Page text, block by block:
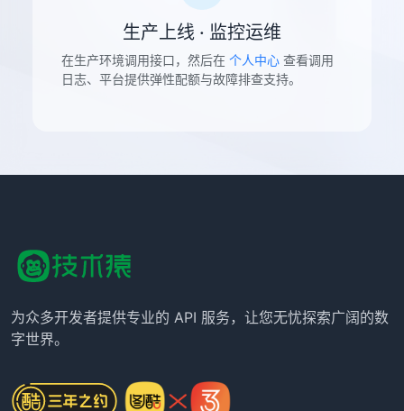
生产上线 · 监控运维
在生产环境调用接口，然后在 个人中心 查看调用
日志、平台提供弹性配额与故障排查支持。
为众多开发者提供专业的 API 服务，让您无忧探索广阔的数
字世界。